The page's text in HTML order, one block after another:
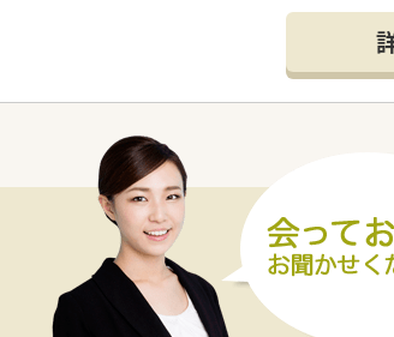
業務をサポートするために様々なシス
その一つが約20年前から導入され、進化
処方箋受付から一連の調剤業務を連動さ
調剤過誤防止機能を高め、患者様と働く
システム改修が必要な制度変更があっ
★刷新された新規採用者研修
中途入社ならではの悩みを解消し、さ
同期入社の方との繋がりを踏まえ、『
店舗OJT・フォローアップや通常の社
安心して飛び込める体制が整備されてい